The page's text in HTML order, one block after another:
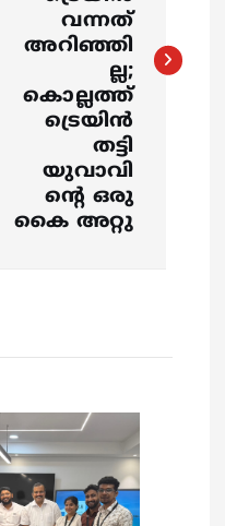
വന്നത്
അറിഞ്ഞി
ല്ല;
കൊല്ലത്ത്
ട്രെയിൻ
തട്ടി
യുവാവി
ന്റെ ഒരു
കൈ അറ്റു